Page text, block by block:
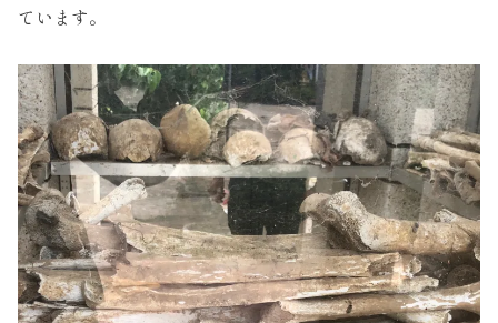
ています。